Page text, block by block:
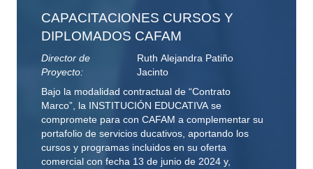
CAPACITACIONES CURSOS Y
DIPLOMADOS CAFAM
Director de
Proyecto:
Ruth Alejandra Patiño
Jacinto
Bajo la modalidad contractual de “Contrato
Marco”, la INSTITUCIÓN EDUCATIVA se
compromete para con CAFAM a complementar su
portafolio de servicios ducativos, aportando los
cursos y programas incluidos en su oferta
comercial con fecha 13 de junio de 2024 y,